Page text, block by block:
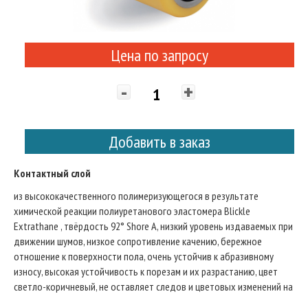
Цена по запросу
- +
Добавить в заказ
Контактный слой
из высококачественного полимеризующегося в результате
химической реакции полиуретанового эластомера Blickle
Extrathane , твёрдость 92° Shore A, низкий уровень издаваемых при
движении шумов, низкое сопротивление качению, бережное
отношение к поверхности пола, очень устойчив к абразивному
износу, высокая устойчивость к порезам и их разрастанию, цвет
светло-коричневый, не оставляет следов и цветовых изменений на